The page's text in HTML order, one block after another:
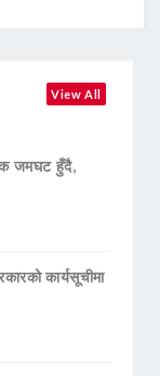
View All
जमघट हुँदै,
कार्यसूचीमा